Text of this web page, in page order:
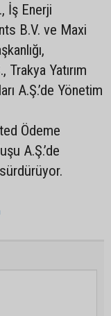
İş Enerji
B.V. ve Maxi
Trakya Yatırım
A.Ş.’de Yönetim
Ödeme
A.Ş.’de